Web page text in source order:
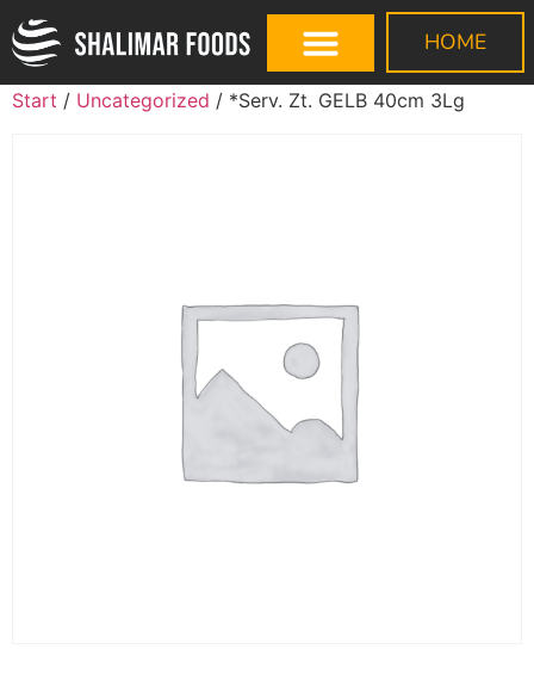
HOME
Start / Uncategorized / *Serv. Zt. GELB 40cm 3Lg